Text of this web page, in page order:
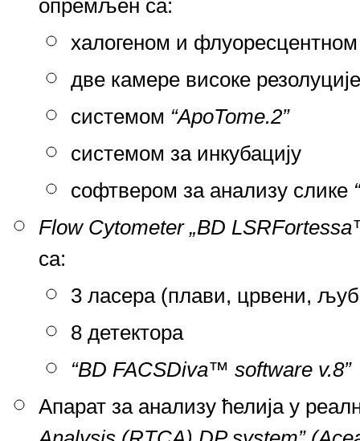
опремљен са:
халогеном и
две камере високе
системом “ApoTome.2”
системом за инкубацију
софтвером за анализу слике
Flow Cytometer „BD
са:
3 ласера (плави, црвени,
8 детектора
“BD FACSDiva™ software v.8”
Апарат за анализу ћелија у